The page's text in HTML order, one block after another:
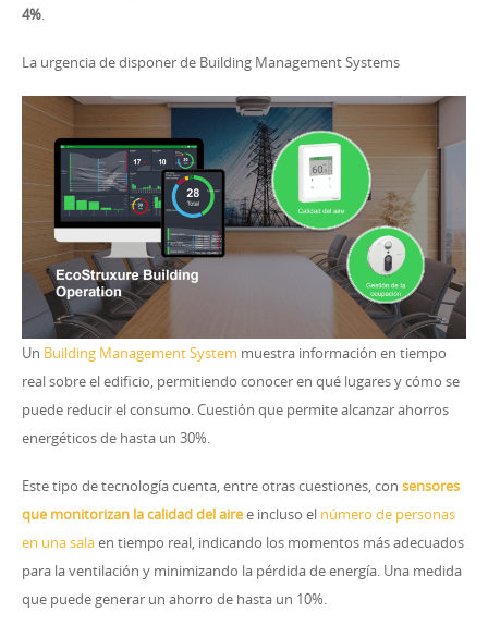
4%.
La urgencia de disponer de Building Management Systems
Un Building Management System muestra información en tiempo
real sobre el edificio, permitiendo conocer en qué lugares y cómo se
puede reducir el consumo. Cuestión que permite alcanzar ahorros
energéticos de hasta un 30%.
Este tipo de tecnología cuenta, entre otras cuestiones, con sensores
que monitorizan la calidad del airee incluso el número de personas
en una salaen tiempo real, indicando los momentos más adecuados
para la ventilación y minimizando la pérdida de energía. Una medida
que puede generar un ahorro de hasta un 10%.